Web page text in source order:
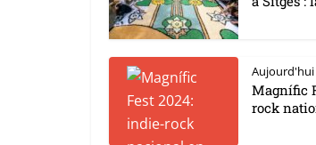
Aujourd'hui
Magnífic
rock